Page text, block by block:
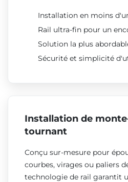
Installation en moins
Rail ultra-fin pour un
Solution la plus
Sécurité et simplicité
Installation de
tournant
Conçu sur-mesure pour
courbes, virages ou paliers
technologie de rail garantit